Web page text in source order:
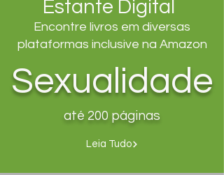
Estante Digital
Encontre livros em diversas
plataformas inclusive na Amazon
Sexualidade
até 200 páginas
Leia Tudo